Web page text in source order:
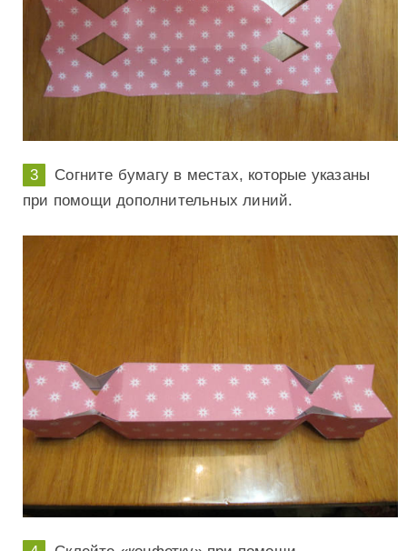
Согните бумагу в местах, которые указаны
при помощи дополнительных линий.